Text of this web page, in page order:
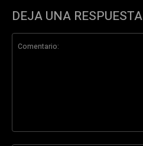
DEJA UNA RESPUESTA